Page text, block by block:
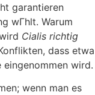
garantieren
wГhlt. Warum
Cialis richtig
dass etwa
wird.
wenn man es